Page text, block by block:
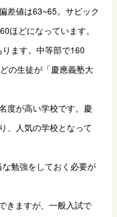
差値は63~65。サピック
ほどになっています。
ます。中等部で160
の生徒が「慶應義塾大
度が高い学校です。慶
、人気の学校となって
勉強をしておく必要が
きますが、一般入試で